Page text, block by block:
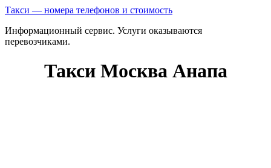
Такси — номера телефонов и стоимость
Информационный сервис. Услуги оказываются
перевозчиками.
Такси Москва Анапа